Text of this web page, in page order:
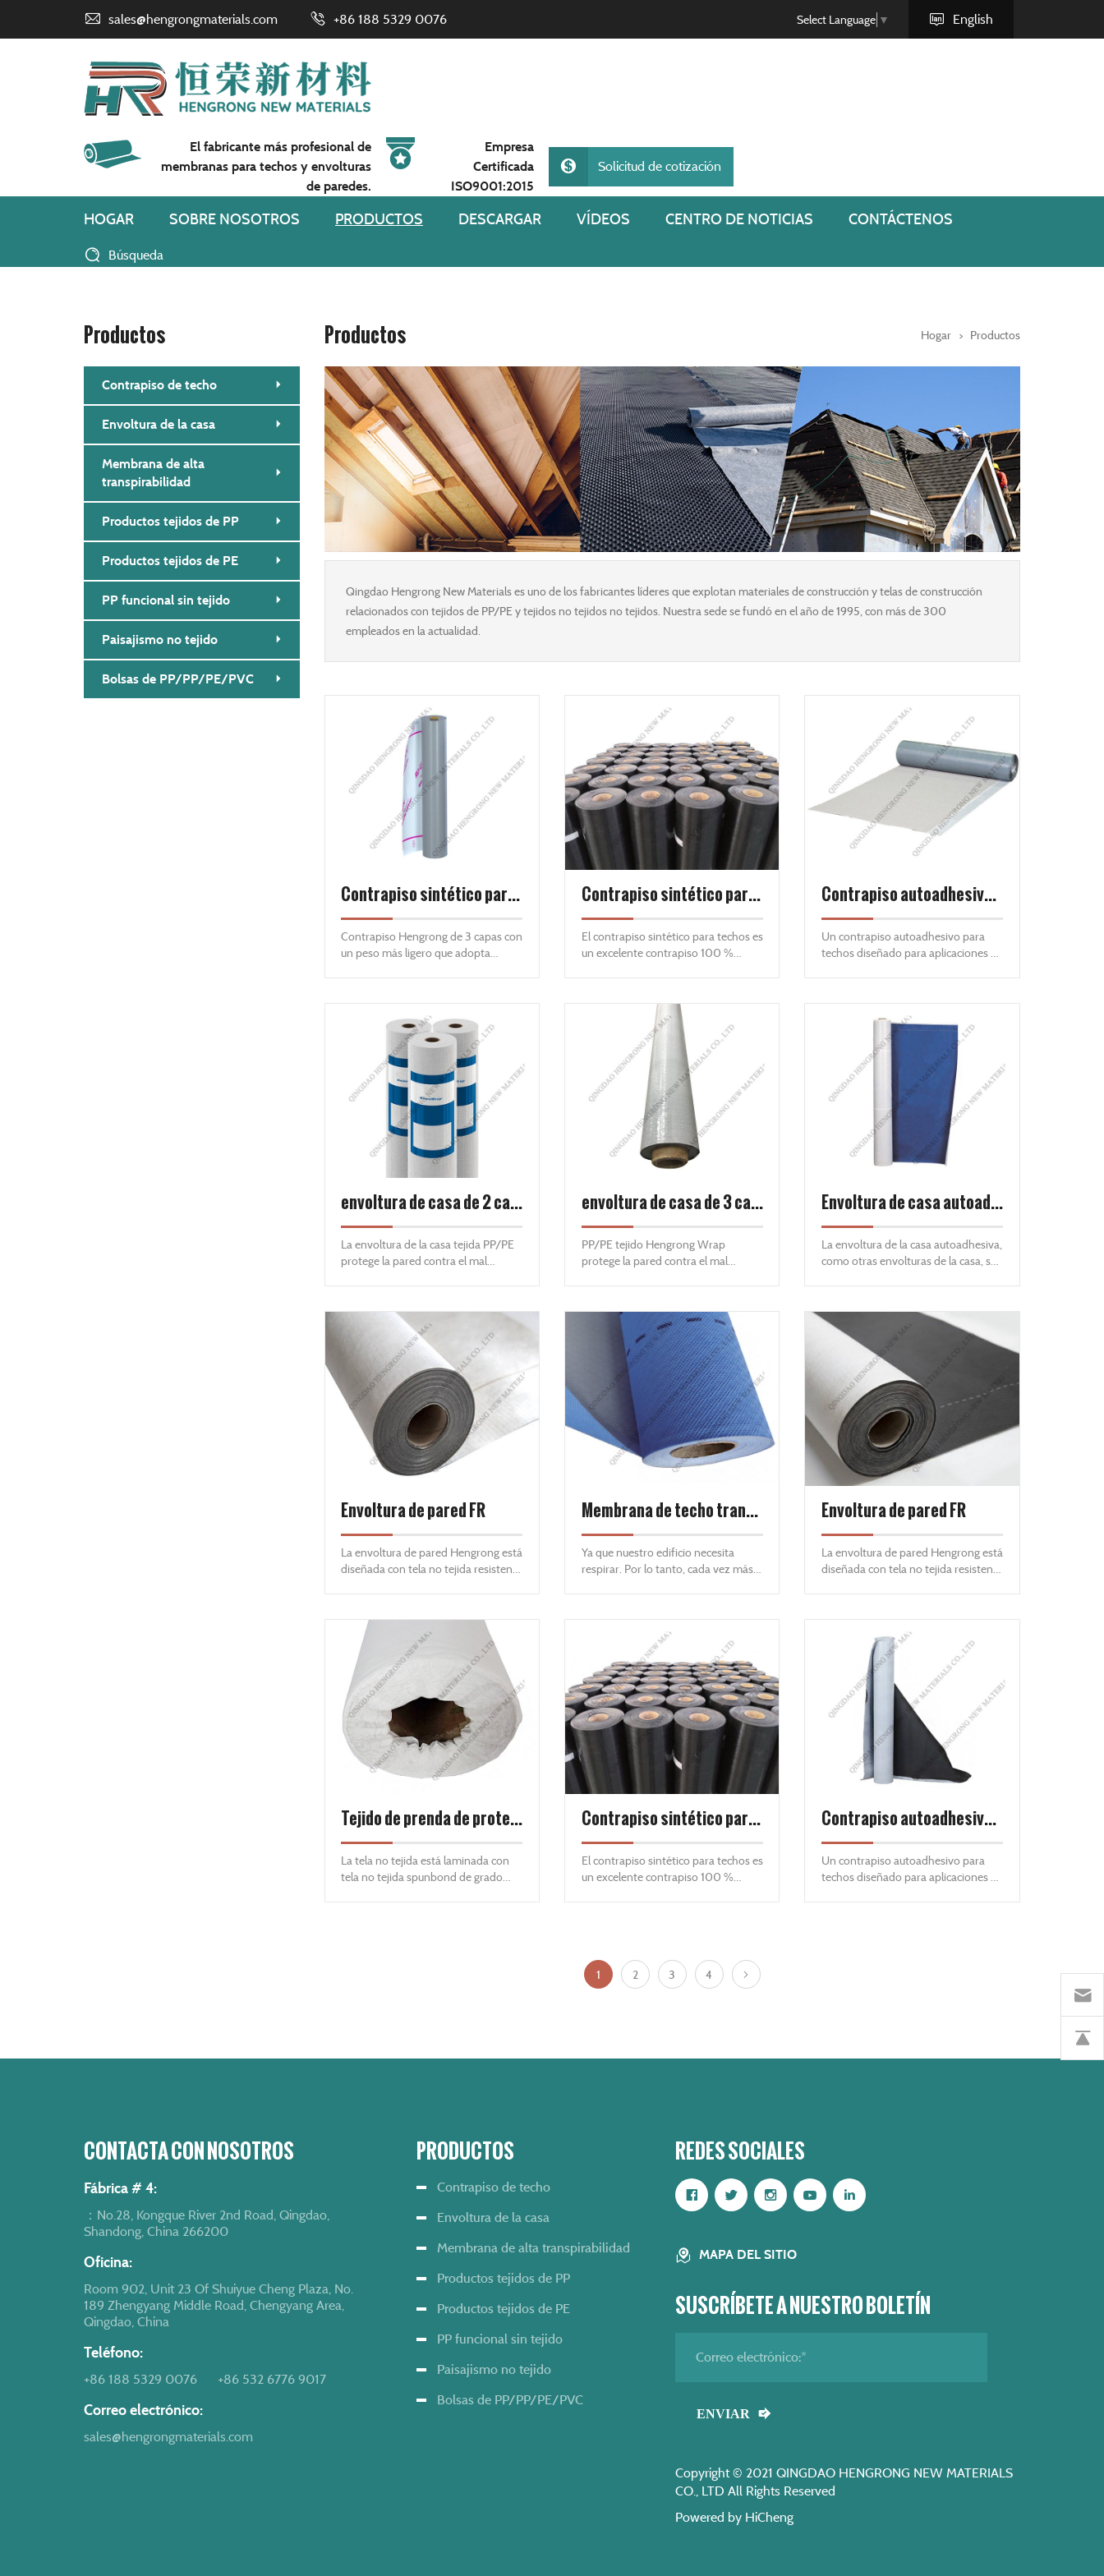
sales@hengrongmaterials.com +86 188 5329 0076 Select Language ▼ English
El fabricante más profesional de
membranas para techos y envolturas
de paredes.
Empresa
Certificada
ISO9001:2015
Solicitud de cotización
HOGAR SOBRE NOSOTROS PRODUCTOS DESCARGAR VÍDEOS CENTRO DE NOTICIAS CONTÁCTENOS
Búsqueda
Productos
Contrapiso de techo
Envoltura de la casa
Membrana de alta
transpirabilidad
Productos tejidos de PP
Productos tejidos de PE
PP funcional sin tejido
Paisajismo no tejido
Bolsas de PP/PP/PE/PVC
Productos Hogar Productos
Qingdao Hengrong New Materials es uno de los fabricantes líderes que explotan materiales de construcción y telas de construcción
relacionados con tejidos de PP/PE y tejidos no tejidos no tejidos. Nuestra sede se fundó en el año de 1995, con más de 300
empleados en la actualidad.
Contrapiso sintético para techos de 3 capas
Contrapiso Hengrong de 3 capas con
un peso más ligero que adopta
Contrapiso sintético para techos de 4 capas
El contrapiso sintético para techos es
un excelente contrapiso 100 %
lb/30 lb. Se puede usar para techos
con pendientes pronunciadas para
proporcionar una capa duradera de
protección contra la lluvia impulsada
por el viento, el desprendimiento de
tejas y los daños causados por
condiciones climáticas adversas. Está
diseñado para usarse debajo de
madera, asfalto, tejas sintéticas,
metal residencial y listones de cedro.
Cumple y supera todos los
industria.
Contrapiso autoadhesivo para techos HT
Un contrapiso autoadhesivo para
techos diseñado para aplicaciones de
la lluvia impulsada por el viento.
envoltura de casa de 2 capas
La envoltura de la casa tejida PP/PE
protege la pared contra el mal
eficiente y altamente permeable. En
la construcción, la infiltración de aire
y humedad no siempre se puede
evitar. Hengrong Housewarp es una
barrera duradera, impermeable y
resistente a la intemperie que evita
que la humedad y el moho entren y
permite que el vapor de agua salga.
envoltura de casa de 3 capas
PP/PE tejido Hengrong Wrap
protege la pared contra el mal
eficiente y altamente permeable. En
la construcción, la infiltración de aire
y humedad no siempre se puede
evitar. La urdimbre Hengron House
es una barrera duradera,
impermeable y resistente a la
intemperie que evita que la
humedad, el moho entren y permite
que el vapor de agua salga.
Envoltura de casa autoadhesiva
​La envoltura de la casa autoadhesiva,
como otras envolturas de la casa, su
revestimiento, una cuenca
secundaria en caso de que la lluvia o
la nieve derretida pasen el
revestimiento. A diferencia de otros
envoltorios para el hogar, hacen un
buen trabajo consistentemente
bloqueando el flujo de aire.
Envoltura de pared FR
La envoltura de pared Hengrong está
diseñada con tela no tejida resistente
Wrap tiene una alta resistencia a la
humedad y es ideal para edificios
residenciales y comerciales con
requisitos de transferencia de
humedad de alta permeabilidad.
Membrana de techo transpirable
Ya que nuestro edificio necesita
respirar. Por lo tanto, cada vez más
adicional o la humedad en el interior.
Envoltura de pared FR
La envoltura de pared Hengrong está
diseñada con tela no tejida resistente
humedad y es ideal para edificios
residenciales y comerciales con
requisitos de transferencia de
humedad de alta permeabilidad.
Tejido de prenda de protección transpirable.
La tela no tejida está laminada con
tela no tejida spunbond de grado
Contrapiso sintético para techos de 4 capas
El contrapiso sintético para techos es
un excelente contrapiso 100 %
proporcionar una capa duradera de
protección contra la lluvia impulsada
por el viento, el desprendimiento de
madera, asfalto, tejas sintéticas,
Contrapiso autoadhesivo para techos HT
Un contrapiso autoadhesivo para
techos diseñado para aplicaciones de
1 2 3 4
CONTACTA CON NOSOTROS
Fábrica # 4:
：No.28, Kongque River 2nd Road, Qingdao,
Shandong, China 266200
Oficina:
Room 902, Unit 23 Of Shuiyue Cheng Plaza, No.
189 Zhengyang Middle Road, Chengyang Area,
Qingdao, China
Teléfono:
+86 188 5329 0076 +86 532 6776 9017
Correo electrónico:
sales@hengrongmaterials.com
PRODUCTOS
Contrapiso de techo
Envoltura de la casa
Membrana de alta transpirabilidad
Productos tejidos de PP
Productos tejidos de PE
PP funcional sin tejido
Paisajismo no tejido
Bolsas de PP/PP/PE/PVC
REDES SOCIALES
MAPA DEL SITIO
SUSCRÍBETE A NUESTRO BOLETÍN
ENVIAR
Copyright © 2021 QINGDAO HENGRONG NEW MATERIALS
CO., LTD All Rights Reserved
Powered by HiCheng